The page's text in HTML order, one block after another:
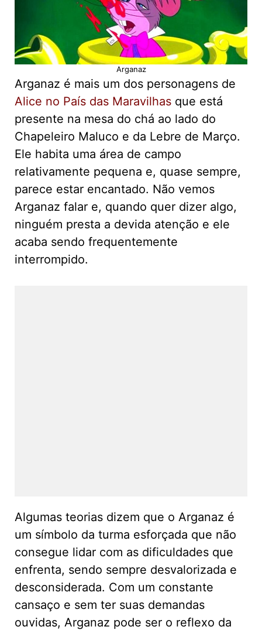
Arganaz
Arganaz é mais um dos personagens de
Alice no País das Maravilhas que está
presente na mesa do chá ao lado do
Chapeleiro Maluco e da Lebre de Março.
Ele habita uma área de campo
relativamente pequena e, quase sempre,
parece estar encantado. Não vemos
Arganaz falar e, quando quer dizer algo,
ninguém presta a devida atenção e ele
acaba sendo frequentemente
interrompido.
Algumas teorias dizem que o Arganaz é
um símbolo da turma esforçada que não
consegue lidar com as dificuldades que
enfrenta, sendo sempre desvalorizada e
desconsiderada. Com um constante
cansaço e sem ter suas demandas
ouvidas, Arganaz pode ser o reflexo da